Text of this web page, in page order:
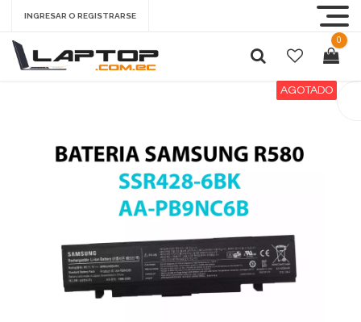
INGRESAR O REGISTRARSE
0
AGOTADO